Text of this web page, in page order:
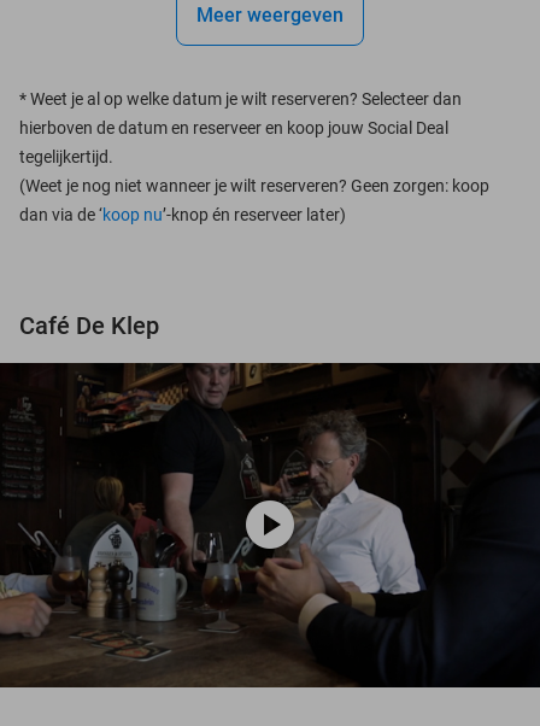
Meer weergeven
*Weet je al op welke datum je wilt reserveren? Selecteer dan
hierboven de datum en reserveer en koop jouw Social Deal
tegelijkertijd.
(Weet je nog niet wanneer je wilt reserveren? Geen zorgen: koop
dan via de ‘koop nu’-knop én reserveer later)
Café De Klep
play_circle